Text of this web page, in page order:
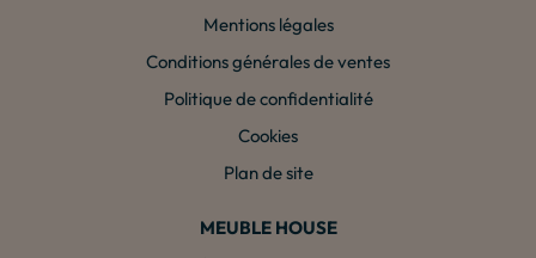
Mentions légales
Conditions générales de ventes
Politique de confidentialité
Cookies
Plan de site
MEUBLE HOUSE